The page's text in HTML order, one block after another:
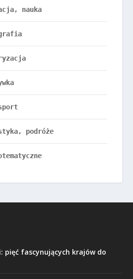
nauka
podróże
pięć fascynujących krajów do